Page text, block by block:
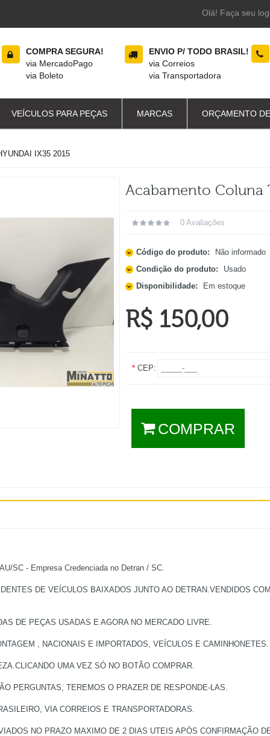
Olá! Faça seu
COMPRA SEGURA!
via MercadoPago
via Boleto
ENVIO P/ TODO BRASIL!
via Correios
via Transportadora
VEÍCULOS PARA PEÇAS MARCAS ORÇAMENTO
IX35 2015
Acabamento Coluna
0 Avaliações
Código do produto:
Não informado
Condição do produto:
Usado
Disponibilidade:
Em estoque
R$ 150,00
*CEP:
COMPRAR
SC - Empresa Credenciada no Detran / SC.
DE VEÍCULOS BAIXADOS JUNTO AO DETRAN.VENDIDOS
DE PEÇAS USADAS E AGORA NO MERCADO LIVRE.
, NACIONAIS E IMPORTADOS, VEÍCULOS E CAMINHONETES.
UMA VEZ SÓ NO BOTÃO COMPRAR.
PERGUNTAS, TEREMOS O PRAZER DE RESPONDE-LAS.
VIA CORREIOS E TRANSPORTADORAS.
NO PRAZO MAXIMO DE 2 DIAS UTEIS APÓS CONFIRMAÇÃO